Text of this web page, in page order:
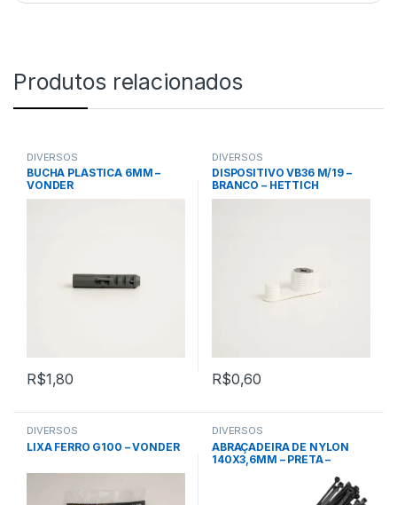
Produtos relacionados
DIVERSOS
BUCHA PLÁSTICA 6MM –
VONDER
R$1,80
DIVERSOS
DISPOSITIVO VB36 M/19 –
BRANCO – HETTICH
R$0,60
DIVERSOS
LIXA FERRO G100 – VONDER
DIVERSOS
ABRAÇADEIRA DE NYLON
140X3,6MM – PRETA –